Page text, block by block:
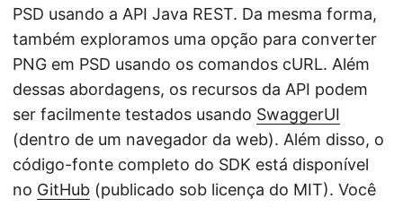
PSD usando a API Java REST. Da mesma forma,
também exploramos uma opção para converter
PNG em PSD usando os comandos cURL. Além
dessas abordagens, os recursos da API podem
ser facilmente testados usando SwaggerUI
(dentro de um navegador da web). Além disso, o
código-fonte completo do SDK está disponível
no GitHub (publicado sob licença do MIT). Você